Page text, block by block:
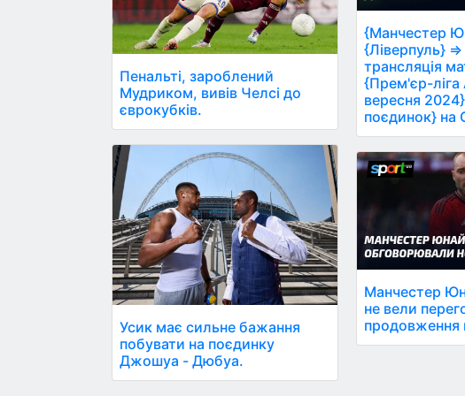
Пенальті, зароблений
Мудриком, вивів Челсі до
єврокубків.
Усик має сильне бажання
побувати на поєдинку
Джошуа - Дюбуа.
{Манчестер
{Ліверпуль}
трансляція
{Прем'єр-ліга
вересня
поєдинок} на
Манчестер
не вели
продовження